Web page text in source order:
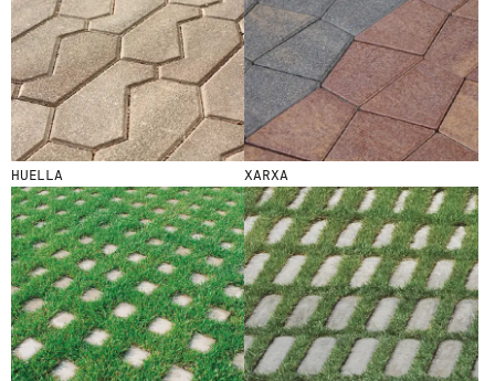
HUELLA XARXA
HE LEÍDO Y ACEPTO LAPOLÍTICA DE
PRIVACIDAD
ENVIAR
WE ARE MOLINS GO TO CORPORATE SITE
CERTIFICADOS